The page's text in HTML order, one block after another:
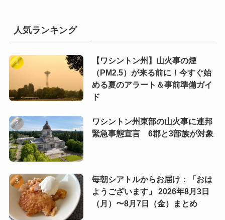
人気ランキング
【ワシントン州】山火事の煙
（PM2.5）が来る前に！今すぐ始
める夏のアラート＆事前準備ガイ
ド
ワシントン州東部の山火事に連邦
緊急事態宣言 6郡と3部族が対象
毎朝シアトルからお届け：「おは
ようございます」 2026年8月3日
（月）〜8月7日（金）まとめ